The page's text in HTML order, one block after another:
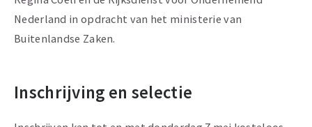
Nederland in opdracht van het ministerie van
Buitenlandse Zaken.
Inschrijving en selectie